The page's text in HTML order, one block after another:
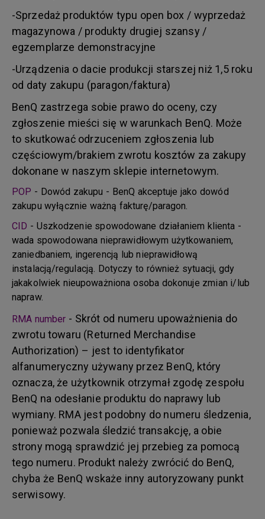
-Sprzedaż produktów typu open box / wyprzedaż
magazynowa / produkty drugiej szansy /
egzemplarze demonstracyjne
-Urządzenia o dacie produkcji starszej niż 1,5 roku
od daty zakupu (paragon/faktura)
BenQ zastrzega sobie prawo do oceny, czy
zgłoszenie mieści się w warunkach BenQ. Może
to skutkować odrzuceniem zgłoszenia lub
częściowym/brakiem zwrotu kosztów za zakupy
dokonane w naszym sklepie internetowym.
POP - Dowód zakupu - BenQ akceptuje jako dowód
zakupu wyłącznie ważną fakturę/paragon.
CID - Uszkodzenie spowodowane działaniem klienta -
wada spowodowana nieprawidłowym użytkowaniem,
zaniedbaniem, ingerencją lub nieprawidłową
instalacją/regulacją. Dotyczy to również sytuacji, gdy
jakakolwiek nieupoważniona osoba dokonuje zmian i/lub
napraw.
RMA number - Skrót od numeru upoważnienia do
zwrotu towaru (Returned Merchandise
Authorization) – jest to identyfikator
alfanumeryczny używany przez BenQ, który
oznacza, że użytkownik otrzymał zgodę zespołu
BenQ na odesłanie produktu do naprawy lub
wymiany. RMA jest podobny do numeru śledzenia,
ponieważ pozwala śledzić transakcję, a obie
strony mogą sprawdzić jej przebieg za pomocą
tego numeru. Produkt należy zwrócić do BenQ,
chyba że BenQ wskaże inny autoryzowany punkt
serwisowy.